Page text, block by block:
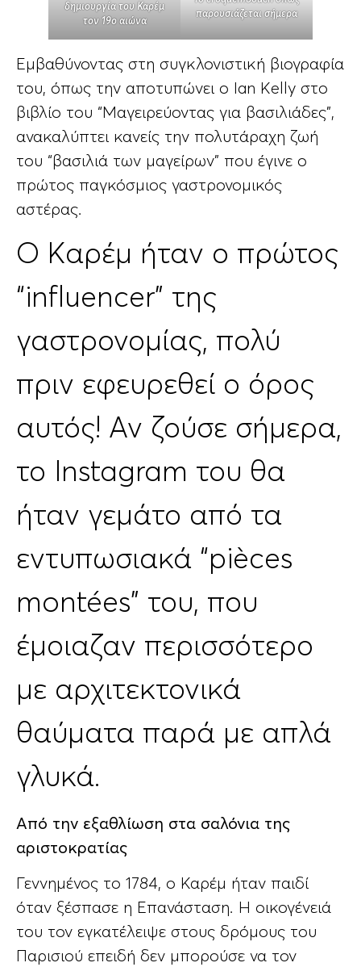
δημιουργία του Καρέμ
τον 19ο αιώνα
παρουσιάζεται σήμερα
Εμβαθύνοντας στη συγκλονιστική βιογραφία
του, όπως την αποτυπώνει ο Ian Kelly στο
βιβλίο του “Μαγειρεύοντας για βασιλιάδες”,
ανακαλύπτει κανείς την πολυτάραχη ζωή
του “βασιλιά των μαγείρων” που έγινε ο
πρώτος παγκόσμιος γαστρονομικός
αστέρας.
O Καρέμ ήταν ο πρώτος
“influencer” της
γαστρονομίας, πολύ
πριν εφευρεθεί ο όρος
αυτός! Αν ζούσε σήμερα,
το Instagram του θα
ήταν γεμάτο από τα
εντυπωσιακά “pièces
montées” του, που
έμοιαζαν περισσότερο
με αρχιτεκτονικά
θαύματα παρά με απλά
γλυκά.
Από την εξαθλίωση στα σαλόνια της
αριστοκρατίας
Γεννημένος το 1784, ο Καρέμ ήταν παιδί
όταν ξέσπασε η Επανάσταση. Η οικογένειά
του τον εγκατέλειψε στους δρόμους του
Παρισιού επειδή δεν μπορούσε να τον